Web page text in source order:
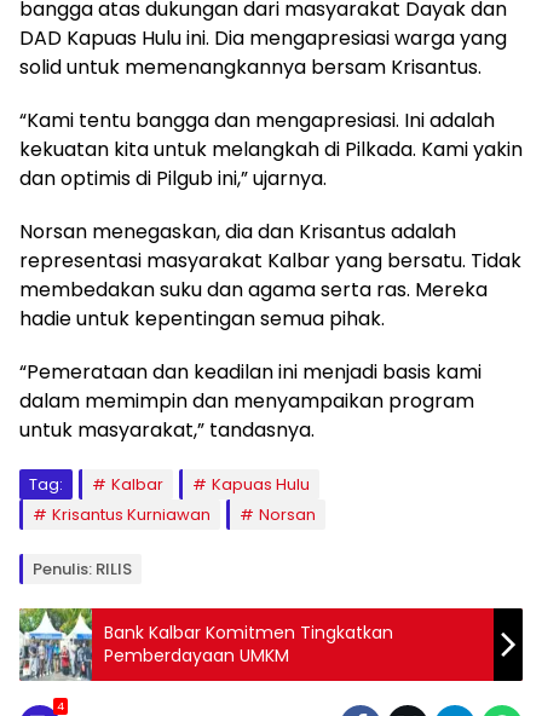
bangga atas dukungan dari masyarakat Dayak dan
DAD Kapuas Hulu ini. Dia mengapresiasi warga yang
solid untuk memenangkannya bersam Krisantus.
“Kami tentu bangga dan mengapresiasi. Ini adalah
kekuatan kita untuk melangkah di Pilkada. Kami yakin
dan optimis di Pilgub ini,” ujarnya.
Norsan menegaskan, dia dan Krisantus adalah
representasi masyarakat Kalbar yang bersatu. Tidak
membedakan suku dan agama serta ras. Mereka
hadie untuk kepentingan semua pihak.
“Pemerataan dan keadilan ini menjadi basis kami
dalam memimpin dan menyampaikan program
untuk masyarakat,” tandasnya.
Tag: Kalbar
Kapuas Hulu
Krisantus Kurniawan
Norsan
Penulis: RILIS
Bank Kalbar Komitmen Tingkatkan
Pemberdayaan UMKM
4